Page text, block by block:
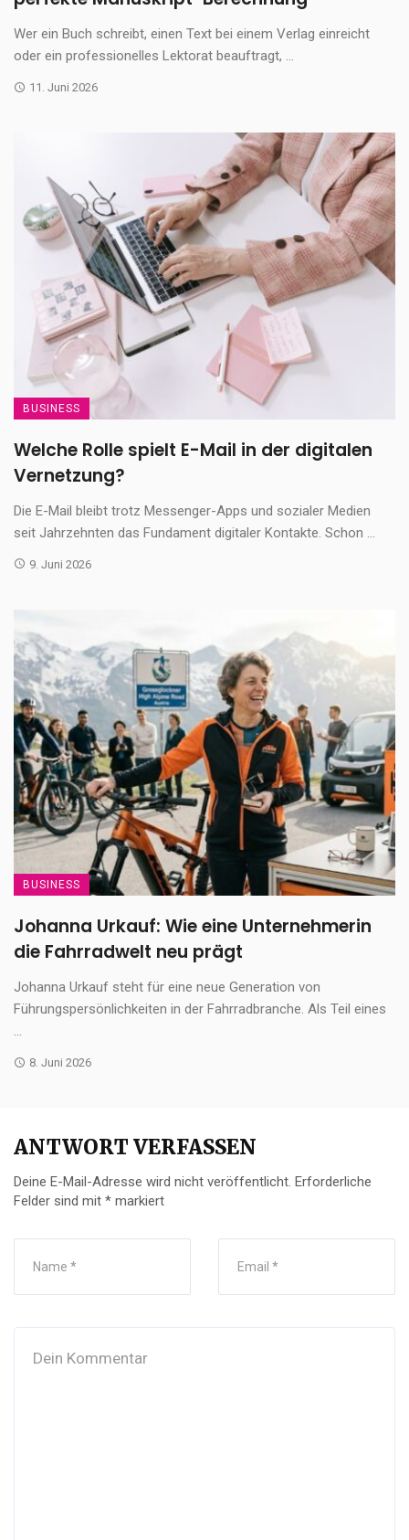
Wer ein Buch schreibt, einen Text bei einem Verlag einreicht
oder ein professionelles Lektorat beauftragt, ...
11. Juni 2026
BUSINESS
Welche Rolle spielt E-Mail in der digitalen
Vernetzung?
Die E-Mail bleibt trotz Messenger-Apps und sozialer Medien
seit Jahrzehnten das Fundament digitaler Kontakte. Schon ...
9. Juni 2026
BUSINESS
Johanna Urkauf: Wie eine Unternehmerin
die Fahrradwelt neu prägt
Johanna Urkauf steht für eine neue Generation von
Führungspersönlichkeiten in der Fahrradbranche. Als Teil eines
...
8. Juni 2026
ANTWORT VERFASSEN
Deine E-Mail-Adresse wird nicht veröffentlicht. Erforderliche
Felder sind mit * markiert